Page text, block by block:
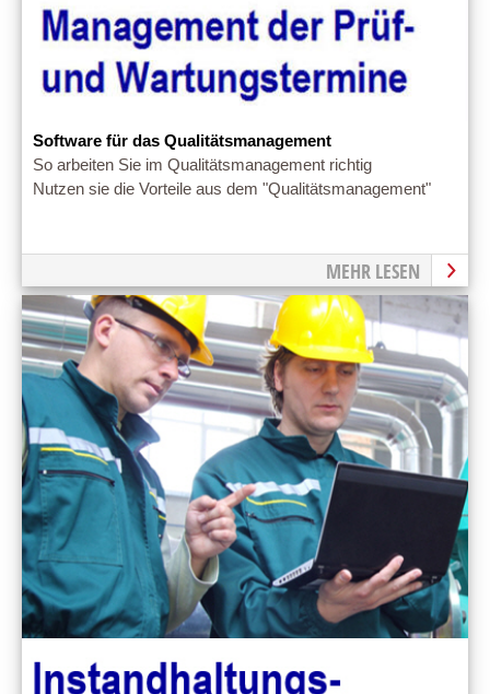
Software für das Qualitätsmanagement
So arbeiten Sie im Qualitätsmanagement richtig
Nutzen sie die Vorteile aus dem "Qualitätsmanagement"
MEHR LESEN